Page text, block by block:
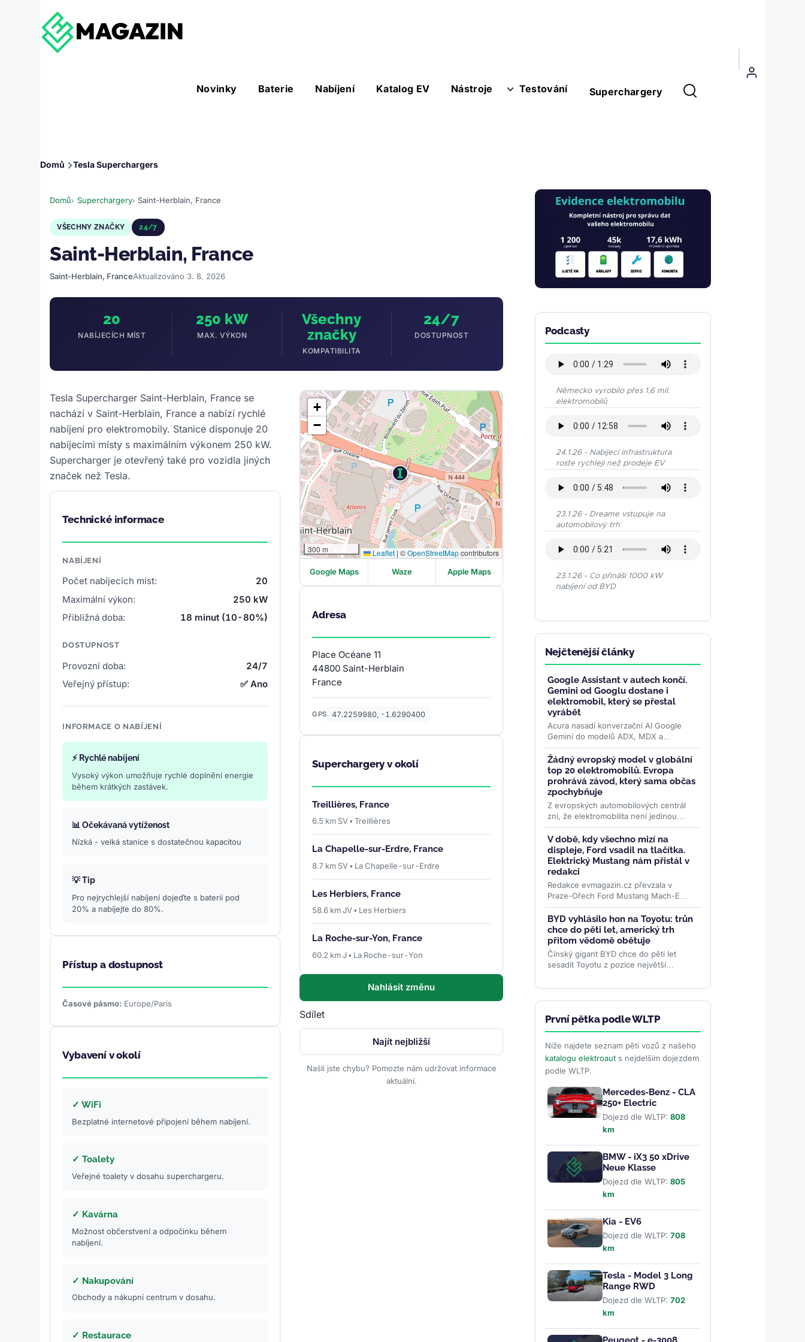
Hlavní
Novinky Baterie Nabíjení Katalog EV Nástroje
Nástroje sub-navigation Testování Superchargery
Menu
uživatelského
Drobečková
navigace
Domů Tesla Superchargers
Domů Superchargery Saint-Herblain, France
VŠECHNY ZNAČKY 24/7
Saint-Herblain, France
Saint-Herblain, FranceAktualizováno 3. 8. 2026
20
NABÍJECÍCH MÍST
250 kW
MAX. VÝKON
Všechny
značky
KOMPATIBILITA
24/7
DOSTUPNOST
Tesla Supercharger Saint-Herblain, France se
nachází v Saint-Herblain, France a nabízí rychlé
nabíjení pro elektromobily. Stanice disponuje 20
nabíjecími místy s maximálním výkonem 250 kW.
Supercharger je otevřený také pro vozidla jiných
značek než Tesla.
Technické informace
NABÍJENÍ
Počet nabíjecích míst:
20
Maximální výkon:
250 kW
Přibližná doba:
18 minut (10-80%)
DOSTUPNOST
Provozní doba:
24/7
Veřejný přístup:
✅ Ano
INFORMACE O NABÍJENÍ
⚡ Rychlé nabíjení
Vysoký výkon umožňuje rychlé doplnění energie
během krátkých zastávek.
📊 Očekávaná vytíženost
Nízká - velká stanice s dostatečnou kapacitou
💡 Tip
Pro nejrychlejší nabíjení dojeďte s baterií pod
20% a nabíjejte do 80%.
Přístup a dostupnost
Časové pásmo: Europe/Paris
Vybavení v okolí
✓ WiFi
Bezplatné internetové připojení během nabíjení.
✓ Toalety
Veřejné toalety v dosahu superchargeru.
✓ Kavárna
Možnost občerstvení a odpočinku během
nabíjení.
✓ Nakupování
Obchody a nákupní centrum v dosahu.
✓ Restaurace
+
−
300 m Leaflet | ©OpenStreetMapcontributors
Google Maps Waze Apple Maps
Adresa
Place Océane 11
44800 Saint-Herblain
France
GPS 47.2259980, -1.6290400
Superchargery v okolí
Treillières, France
6.5 km SV • Treillières
La Chapelle-sur-Erdre, France
8.7 km SV • La Chapelle-sur-Erdre
Les Herbiers, France
58.6 km JV • Les Herbiers
La Roche-sur-Yon, France
60.2 km J • La Roche-sur-Yon
Nahlásit změnu
Sdílet
Najít nejbližší
Našli jste chybu? Pomozte nám udržovat informace
aktuální.
Obrázek
Podcasty
Německo vyrobilo přes 1,6 mil.
elektromobilů
24.1.26 - Nabíjecí infrastruktura
roste rychleji než prodeje EV
23.1.26 - Dreame vstupuje na
automobilový trh
23.1.26 - Co přináší 1000 kW
nabíjení od BYD
Nejčtenější články
Google Assistant v autech končí.
Gemini od Googlu dostane i
elektromobil, který se přestal
vyrábět
Acura nasadí konverzační AI Google
Gemini do modelů ADX, MDX a
elektrického ZDX — toho, jehož výrobu
loni ukončila. Přidává se k vlně,...>>
Žádný evropský model v globální
top 20 elektromobilů. Evropa
prohrává závod, který sama občas
zpochybňuje
Z evropských automobilových centrál
zní, že elektromobilita není jedinou
budoucností. Globální žebříček za
červen 2026 ale ukazuje...>>
V době, kdy všechno mizí na
displeje, Ford vsadil na tlačítka.
Elektrický Mustang nám přistál v
redakci
Redakce evmagazin.cz převzala v
Praze-Ořech Ford Mustang Mach-E
Premium RWD s prodlouženým
dojezdem. Začíná půlroční test, ve
kterém... >>
BYD vyhlásilo hon na Toyotu: trůn
chce do pěti let, americký trh
přitom vědomě obětuje
Čínský gigant BYD chce do pěti let
sesadit Toyotu z pozice největší
viceprezidentky Stelly Li k tomu...>>
První pětka podle WLTP
Níže najdete seznam pěti vozů z našeho
katalogu elektroauts nejdelším dojezdem
podle WLTP.
Mercedes-Benz - CLA
250+ Electric
Dojezd dle WLTP: 808
km
BMW - iX3 50 xDrive
Neue Klasse
Dojezd dle WLTP: 805
km
Kia - EV6
Dojezd dle WLTP: 708
km
Tesla - Model 3 Long
Range RWD
Dojezd dle WLTP: 702
km